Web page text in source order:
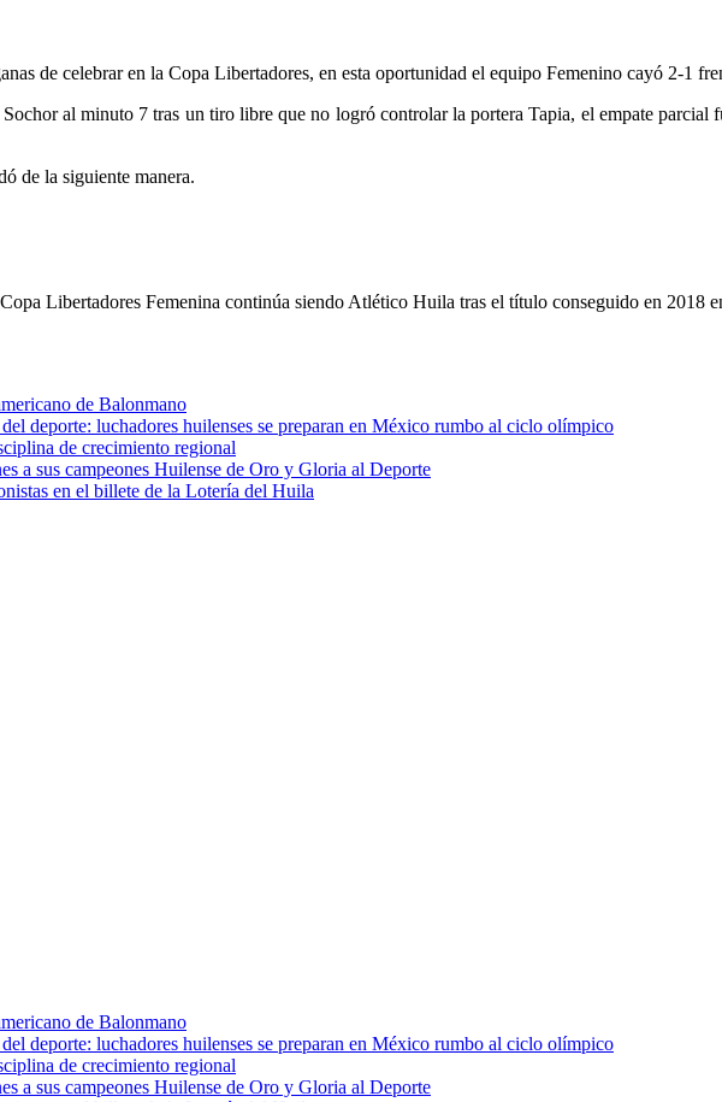
de celebrar en la Copa Libertadores, en esta oportunidad el equipo Femenino cayó 2-1
al minuto 7 tras un tiro libre que no logró controlar la portera Tapia, el empate
de la siguiente manera.
Libertadores Femenina continúa siendo Atlético Huila tras el título conseguido en 2018
de Balonmano
deporte: luchadores huilenses se preparan en México rumbo al ciclo olímpico
de crecimiento regional
a sus campeones Huilense de Oro y Gloria al Deporte
en el billete de la Lotería del Huila
de Balonmano
deporte: luchadores huilenses se preparan en México rumbo al ciclo olímpico
de crecimiento regional
a sus campeones Huilense de Oro y Gloria al Deporte